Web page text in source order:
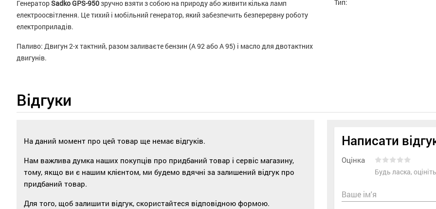
ГенераторSadko GPS-950зручно взяти з собою на природу або живити кілька ламп
електроосвітлення. Це тихий і мобільний генератор, який забезпечить безперервну роботу
електроприладів.
Паливо: Двигун 2-х тактний, разом заливаєте бензин (А 92 або А 95) і масло для двотактних
двигунів.
Тип:
Відгуки
На даний момент про цей товар ще немає відгуків.
Нам важлива думка наших покупців про придбаний товар і сервіс магазину,
тому, якщо ви є нашим клієнтом, ми будемо вдячні за залишений відгук про
придбаний товар.
Для того, щоб залишити відгук, скористайтеся відповідною формою.
Написати
Оцінка
Будь ласка,
Ваше ім'я